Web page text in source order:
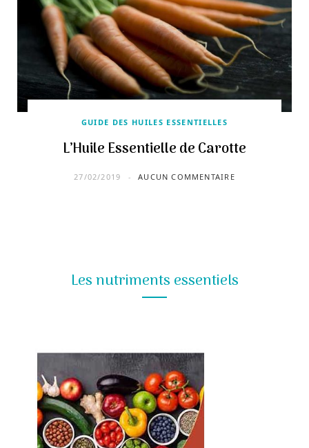
GUIDE DES HUILES ESSENTIELLES
L’Huile Essentielle de Carotte
27/02/2019 AUCUN COMMENTAIRE
Les nutriments essentiels